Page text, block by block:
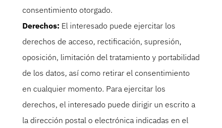
consentimiento otorgado.
Derechos: El interesado puede ejercitar los
derechos de acceso, rectificación, supresión,
oposición, limitación del tratamiento y portabilidad
de los datos, así como retirar el consentimiento
en cualquier momento. Para ejercitar los
derechos, el interesado puede dirigir un escrito a
la dirección postal o electrónica indicadas en el